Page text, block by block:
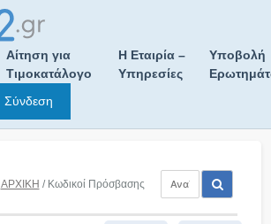
Αίτηση για
Τιμοκατάλογο
Η Εταιρία –
Υπηρεσίες
Υποβολή
Σύνδεση
ΑΡΧΙΚΗ / Κωδικοί Πρόσβασης